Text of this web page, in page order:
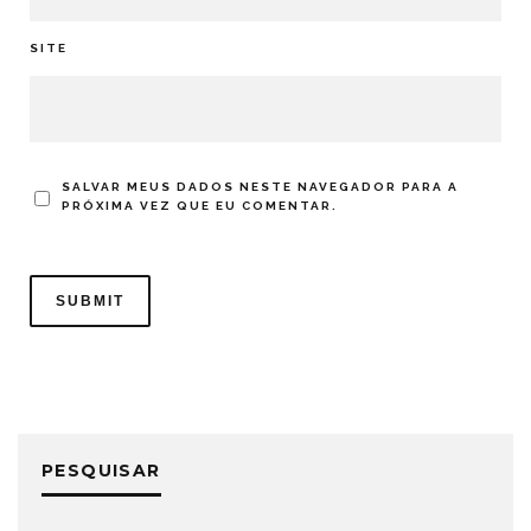
SITE
SALVAR MEUS DADOS NESTE NAVEGADOR PARA A
PRÓXIMA VEZ QUE EU COMENTAR.
PESQUISAR